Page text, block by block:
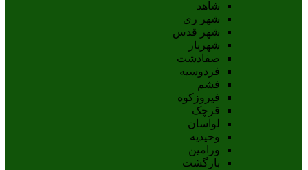
شاهد
شهر ری
شهر قدس
شهریار
صفادشت
فردوسیه
فشم
فیروزکوه
قرچک
لواسان
وحیدیه
ورامین
بازگشت